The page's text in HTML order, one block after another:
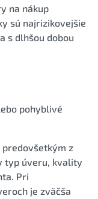
na nákup
sú najrizikovejšie
s dlhšou dobou
pohyblivé
predovšetkým z
typ úveru, kvality
Pri
je zväčša